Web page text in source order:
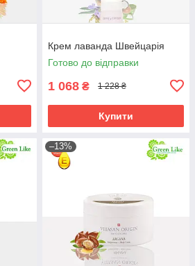
Крем лаванда Швейцарія
Готово до відправки
1 068 ₴ 1 228 ₴
Купити
–13%